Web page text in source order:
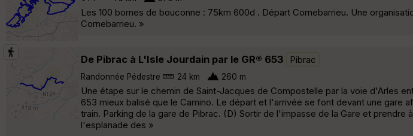
Les 100 bornes de bouconne : 75km 600d . Départ Cornebarrieu. Une
Cornebarrieu. »
De Pibrac à L'Isle Jourdain par le GR® 653 Pibrac
Randonnée Pédestre 24 km 260 m
Une étape sur le chemin de Saint-Jacques de Compostelle par la voie d'Arles
653 mieux balisé que le Camino. Le départ et l'arrivée se font devant une gare
train. Parking de la gare de Pibrac. (D) Sortir de l'impasse de la Gare et prendre
l'esplanade des »